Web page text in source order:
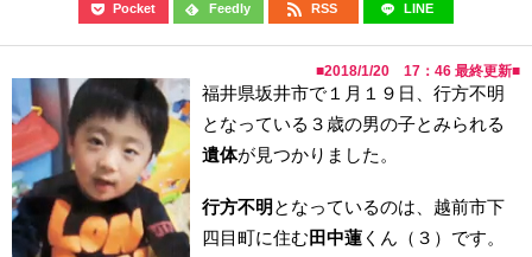
Pocket Feedly RSS LINE
■2018/1/20 17：46 最終更新■
福井県坂井市で１月１９日、行方不明
となっている３歳の男の子とみられる
遺体が見つかりました。
行方不明 となっているのは、越前市下
四目町に住む 田中蓮 くん（３）です。